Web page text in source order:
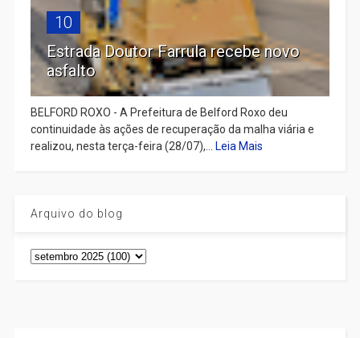
10
Estrada Doutor Farrula recebe novo
asfalto
BELFORD ROXO - A Prefeitura de Belford Roxo deu
continuidade às ações de recuperação da malha viária e
realizou, nesta terça-feira (28/07),...
Leia Mais
Arquivo do blog